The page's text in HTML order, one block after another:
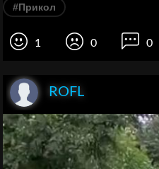
#Прикол
1 0 0
ROFL